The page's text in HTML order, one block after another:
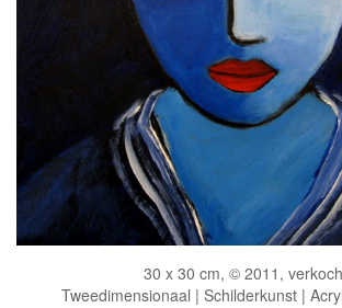
30 x 30 cm, © 2011,
Tweedimensionaal | Schilderkunst |